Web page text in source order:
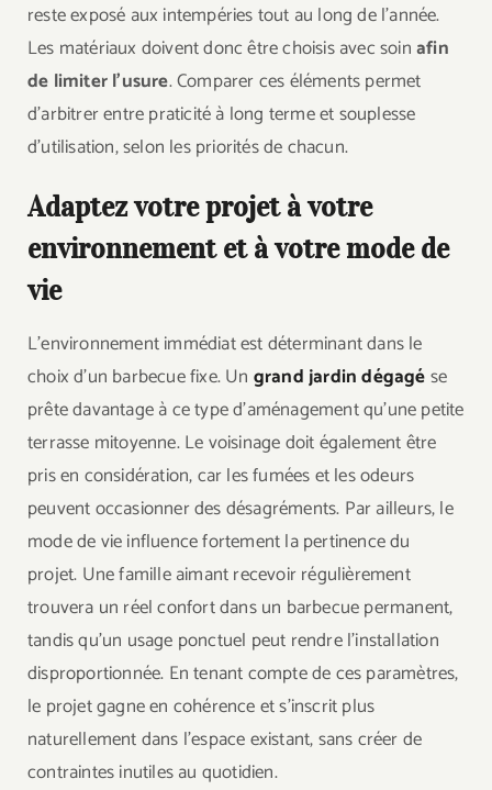
reste exposé aux intempéries tout au long de l’année.
Les matériaux doivent donc être choisis avec soinafin
de limiter l’usure. Comparer ces éléments permet
d’arbitrer entre praticité à long terme et souplesse
d’utilisation, selon les priorités de chacun.
Adaptez votre projet à votre
environnement et à votre mode de
vie
L’environnement immédiat est déterminant dans le
choix d’un barbecue fixe. Un grand jardin dégagése
prête davantage à ce type d’aménagement qu’une petite
terrasse mitoyenne. Le voisinage doit également être
pris en considération, car les fumées et les odeurs
peuvent occasionner des désagréments. Par ailleurs, le
mode de vie influence fortement la pertinence du
projet. Une famille aimant recevoir régulièrement
trouvera un réel confort dans un barbecue permanent,
tandis qu’un usage ponctuel peut rendre l’installation
disproportionnée. En tenant compte de ces paramètres,
le projet gagne en cohérence et s’inscrit plus
naturellement dans l’espace existant, sans créer de
contraintes inutiles au quotidien.